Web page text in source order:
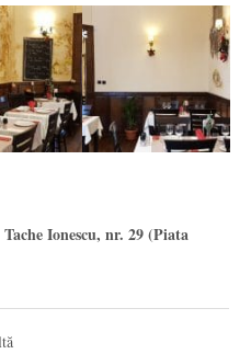
Ionescu, nr. 29 (Piata